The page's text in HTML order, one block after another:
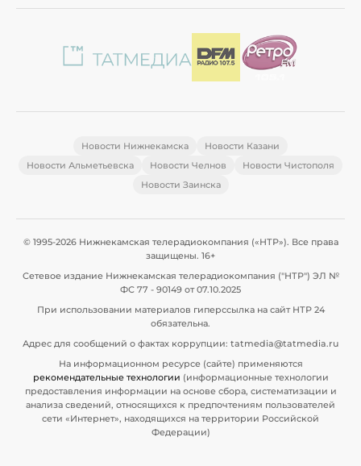
Новости Нижнекамска
Новости Казани
Новости Альметьевска
Новости Челнов
Новости Чистополя
Новости Заинска
© 1995-2026 Нижнекамская телерадиокомпания («НТР»). Все права
защищены. 16+
Сетевое издание Нижнекамская телерадиокомпания ("НТР") ЭЛ №
ФС 77 - 90149 от 07.10.2025
При использовании материалов гиперссылка на сайт НТР 24
обязательна.
Адрес для сообщений о фактах коррупции: tatmedia@tatmedia.ru
На информационном ресурсе (сайте) применяются
рекомендательные технологии (информационные технологии
предоставления информации на основе сбора, систематизации и
анализа сведений, относящихся к предпочтениям пользователей
сети «Интернет», находящихся на территории Российской
Федерации)